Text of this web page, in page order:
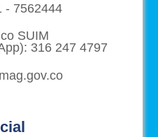
- 7562444
SUIM
316 247 4797